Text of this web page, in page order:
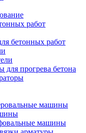
работ
бетонных работ
для прогрева бетона
машины
машины